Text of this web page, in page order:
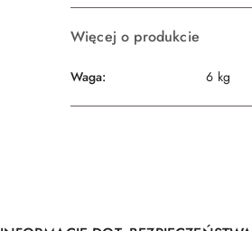
Więcej o produkcie
Waga: 6 kg